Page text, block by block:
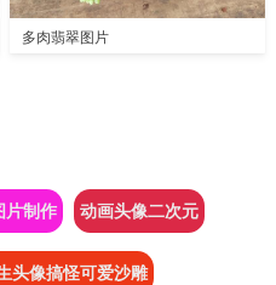
多肉翡翠图片
片制作 动画头像二次元
头像搞怪可爱沙雕